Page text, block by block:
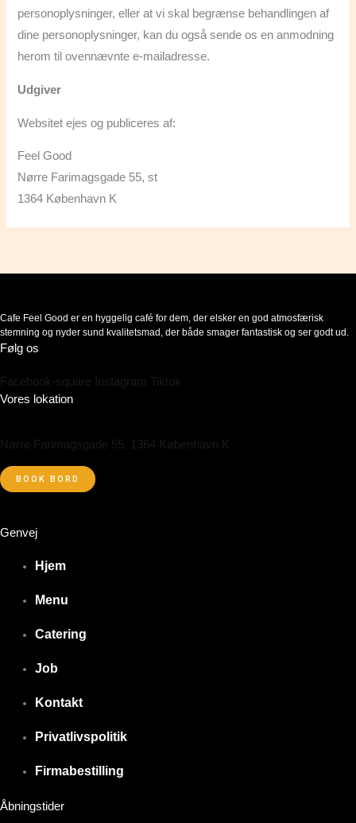
personoplysninger, eller at vi skal begrænse behandlingen af
dine personoplysninger, kan du også sende os en anmodning
herom til ovennævnte e-mailadresse.
Udgiver
Websitet ejes og publiceres af:
Feel Good
Nørre Farimagsgade 55, st
1364 København K
Cafe Feel Good er en hyggelig café for dem, der elsker en god atmosfærisk
stemning og nyder sund kvalitetsmad, der både smager fantastisk og ser godt ud.
Følg os
Facebook-square Instagram Tiktok
Vores lokation
Nørre Farimagsgade 55, 1364 København K
BOOK BORD
Genvej
Hjem
Menu
Catering
Job
Kontakt
Privatlivspolitik
Firmabestilling
Åbningstider